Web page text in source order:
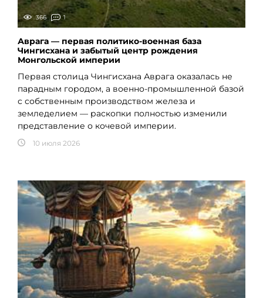
366 1
Аврага — первая политико-военная база
Чингисхана и забытый центр рождения
Монгольской империи
Первая столица Чингисхана Аврага оказалась не
парадным городом, а военно-промышленной базой
с собственным производством железа и
земледелием — раскопки полностью изменили
представление о кочевой империи.
10 июля 2026